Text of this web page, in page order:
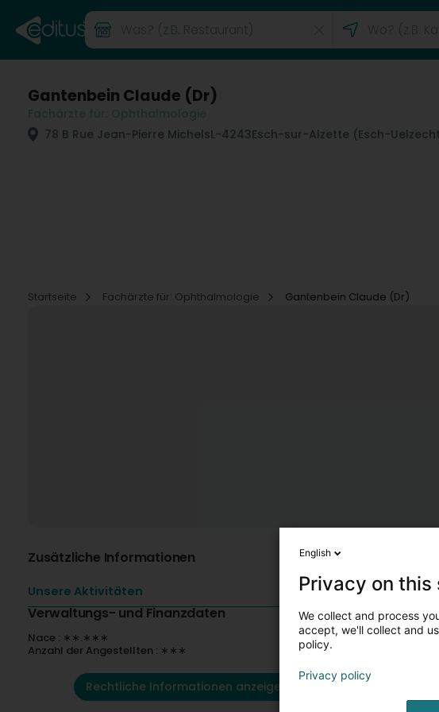
Gantenbein Claude (Dr)
78 B Rue Jean-Pierre MichelsL-4243Esch-sur-Alzette (Esch-
Startseite
Fachärzte für: Ophthalmologie Gantenbein Claude (Dr)
Zusätzliche Informationen
Unsere Aktivitäten
Verwaltungs- und Finanzdaten
Nace : ∗∗.∗∗∗
Anzahl der Angestellten : ∗∗∗
Rechtliche Informationen anzeigen
English
Privacy on this
We collect and process
accept, we'll collect and
policy.
Privacy policy